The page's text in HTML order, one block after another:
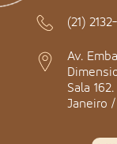
(21)
Av.
Sala
Janeiro /